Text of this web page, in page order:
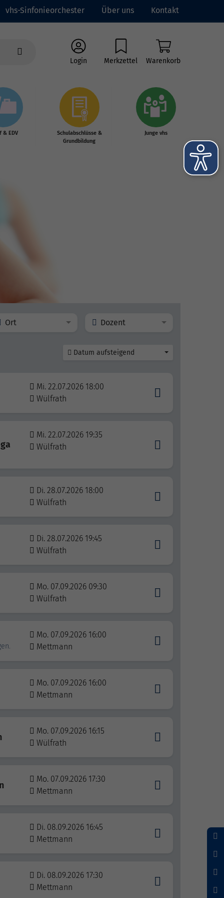
vhs-Sinfonieorchester Über uns Kontakt
Login Merkzettel Warenkorb
& EDV
Schulabschlüsse &
Grundbildung
Junge vhs
Ort Dozent
Datum aufsteigend
Mi. 22.07.2026 18:00
Wülfrath
Mi. 22.07.2026 19:35
Wülfrath
Di. 28.07.2026 18:00
Wülfrath
Di. 28.07.2026 19:45
Wülfrath
Mo. 07.09.2026 09:30
Wülfrath
Mo. 07.09.2026 16:00
Mettmann
Mo. 07.09.2026 16:00
Mettmann
Mo. 07.09.2026 16:15
Wülfrath
Mo. 07.09.2026 17:30
Mettmann
Di. 08.09.2026 16:45
Mettmann
Di. 08.09.2026 17:30
Mettmann